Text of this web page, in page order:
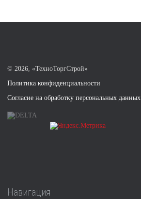
© 2026, «ТехноТоргСтрой»
Политика конфиденциальности
Согласие на обработку персональных данных
Навигация